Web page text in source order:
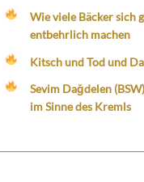
Wie viele Bäcker sich
entbehrlich machen
Kitsch und Tod und
Sevim Dağdelen
im Sinne des Kremls